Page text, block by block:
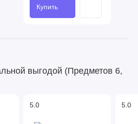
Купить
выгодой (Предметов 6,
5.0 5.0